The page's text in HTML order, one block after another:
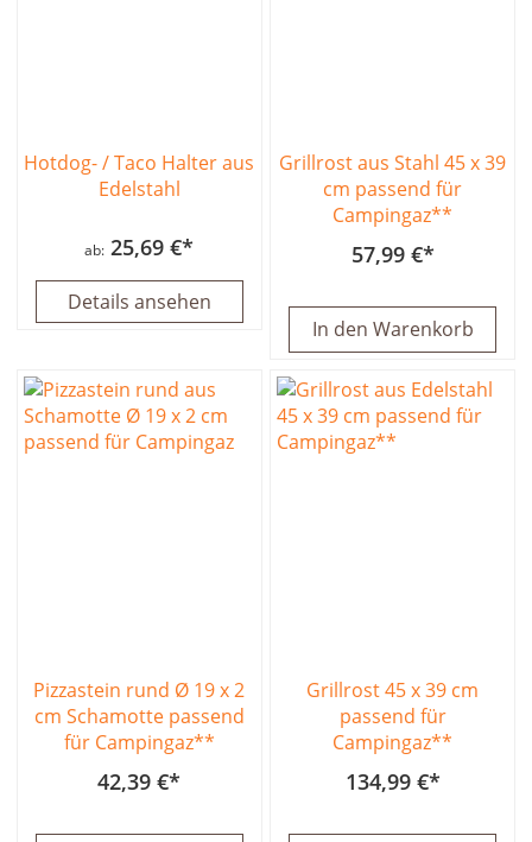
Hotdog- / Taco Halter aus
Edelstahl
ab 25,69 €
Details ansehen
Grillrost aus Stahl 45 x 39
cm passend für
Campingaz**
57,99 €
In den Warenkorb
Pizzastein rund Ø 19 x 2
cm Schamotte passend
für Campingaz**
42,39 €
Grillrost 45 x 39 cm
passend für
Campingaz**
134,99 €